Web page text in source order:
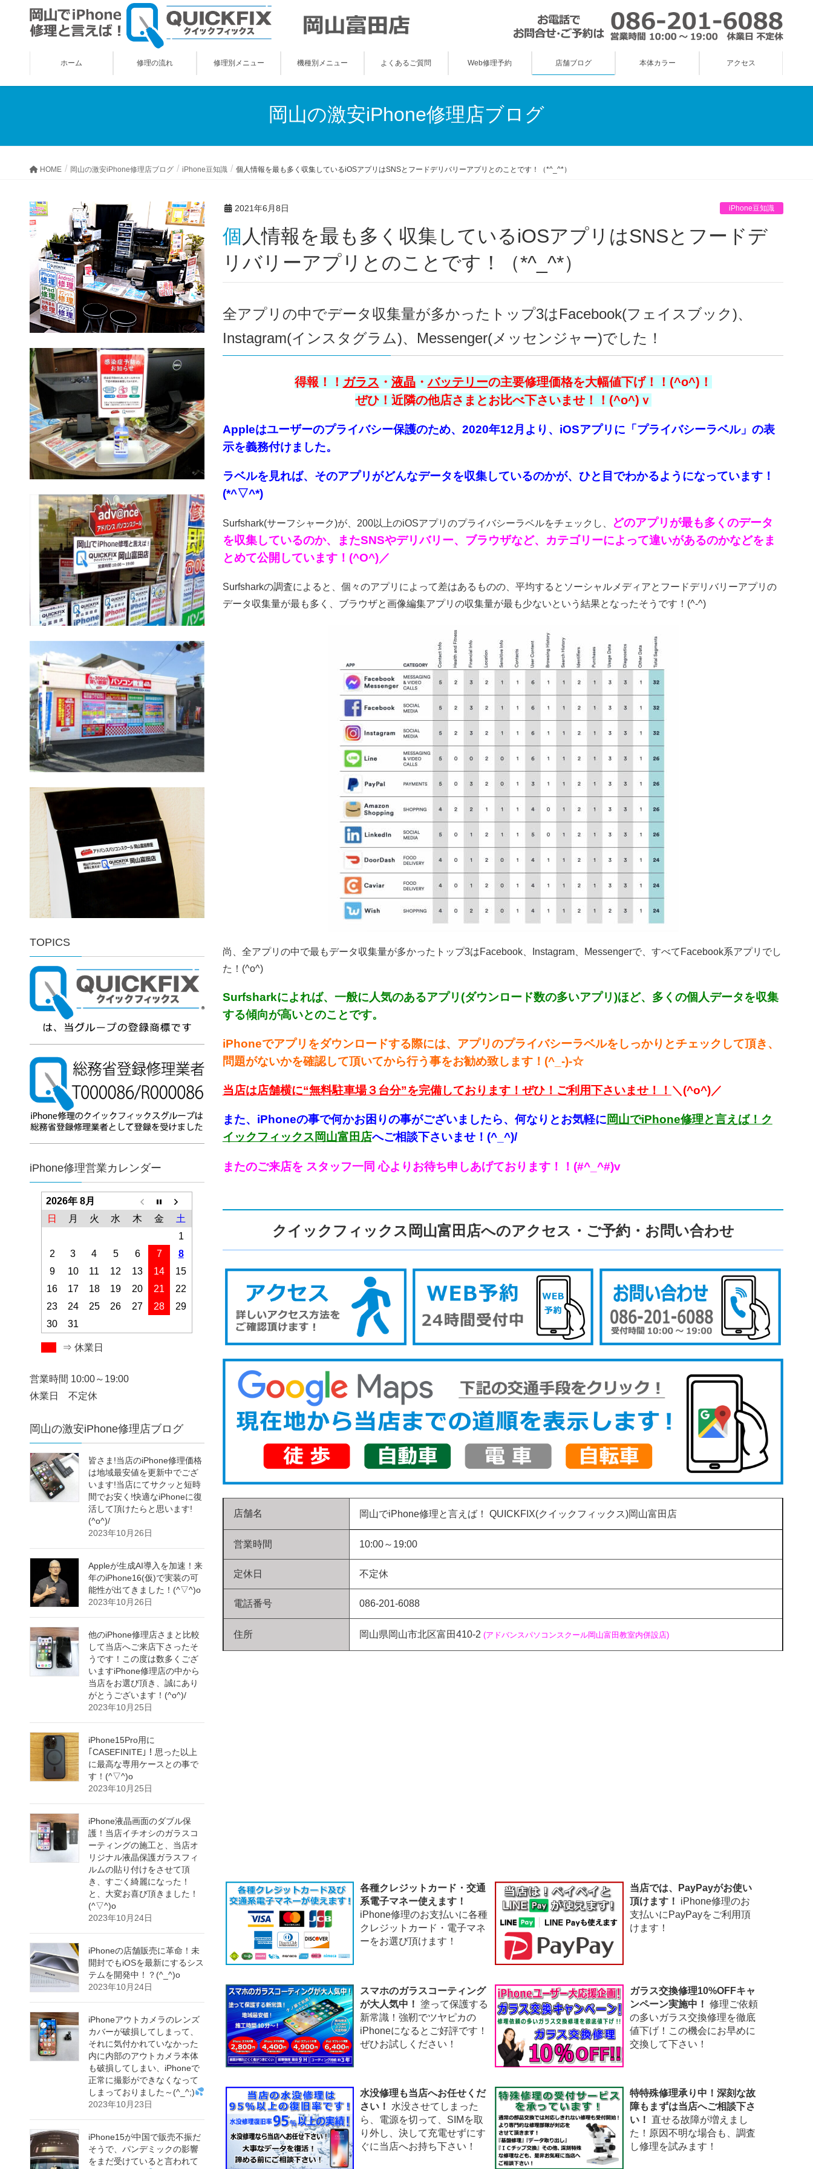
ホーム 修理の流れ 修理別メニュー 機種別メニュー よくあるご質問 Web修理予約 店舗ブログ 本体カラー アクセス
岡山の激安iPhone修理店ブログ
HOME 岡山の激安iPhone修理店ブログ iPhone豆知識 個人情報を最も多く収集しているiOSアプリはSNSとフードデリバリーアプリとのことです！（*^_^*）
2021年6月8日 iPhone豆知識
個人情報を最も多く収集しているiOSアプリはSNSとフードデ
リバリーアプリとのことです！（*^_^*）
全アプリの中でデータ収集量が多かったトップ3はFacebook(フェイスブック)、
Instagram(インスタグラム)、Messenger(メッセンジャー)でした！
得報！！ ガラス ・ 液晶・バッテリーの主要修理価格を大幅値下げ！！(^o^)！
ぜひ！近隣の他店さまとお比べ下さいませ！！(^o^)ｖ
Appleはユーザーのプライバシー保護のため、2020年12月より、iOSアプリに「プライバシーラベル」の表
示を義務付けました。
ラベルを見れば、そのアプリがどんなデータを収集しているのかが、ひと目でわかるようになっています！
(*^▽^*)
Surfshark(サーフシャーク)が、200以上のiOSアプリのプライバシーラベルをチェックし、
どのアプリが最も多くのデータ
を収集しているのか、またSNSやデリバリー、ブラウザなど、カテゴリーによって違いがあるのかなどをま
とめて公開しています！(^O^)／
Surfsharkの調査によると、個々のアプリによって差はあるものの、平均するとソーシャルメディアとフードデリバリーアプリの
データ収集量が最も多く、ブラウザと画像編集アプリの収集量が最も少ないという結果となったそうです！(^-^)
尚、全アプリの中で最もデータ収集量が多かったトップ3はFacebook、Instagram、Messengerで、すべてFacebook系アプリでし
た！(^o^)
Surfsharkによれば、一般に人気のあるアプリ(ダウンロード数の多いアプリ)ほど、多くの個人データを収集
する傾向が高いとのことです。
iPhoneでアプリをダウンロードする際には、アプリのプライバシーラベルをしっかりとチェックして頂き、
問題がないかを確認して頂いてから行う事をお勧め致します！(^_-)-☆
当店は店舗横に“無料駐車場３台分”を完備しております！ぜひ！ご利用下さいませ！！ ＼(^o^)／
また、iPhoneの事で何かお困りの事がございましたら、何なりとお気軽に岡山でiPhone修理と言えば！ク
イックフィックス岡山富田店へご相談下さいませ！(^_^)/
またのご来店を スタッフ一同 心よりお待ち申しあげております！！(#^_^#)v
クイックフィックス岡山富田店へのアクセス・ご予約・お問い合わせ
店舗名 岡山でiPhone修理と言えば！ QUICKFIX(クイックフィックス)岡山富田店
営業時間 10:00～19:00
定休日 不定休
電話番号 086-201-6088
住所 岡山県岡山市北区富田410-2 (アドバンスパソコンスクール岡山富田教室内併設店)
各種クレジットカード・交通
系電子マネー使えます！
iPhone修理のお支払いに各種
クレジットカード・電子マネ
ーをお選び頂けます！
当店では、PayPayがお使い
頂けます！ iPhone修理のお
支払いにPayPayをご利用頂
けます！
スマホのガラスコーティング
が大人気中！塗って保護する
新常識！強靭でツヤピカの
iPhoneになるとご好評です！
ぜひお試しください！
ガラス交換修理10%OFFキャ
ンペーン実施中！ 修理ご依頼
の多いガラス交換修理を徹底
値下げ！この機会にお早めに
交換して下さい！
水没修理も当店へお任せくだ
さい！ 水没させてしまった
ら、電源を切って、SIMを取
り外し、決して充電せずにす
ぐに当店へお持ち下さい！
特特殊修理承り中！深刻な故
障もまずは当店へご相談下さ
い！ 直せる故障が増えまし
た！原因不明な場合も、調査
し修理を試みます！
TOPICS
iPhone修理営業カレンダー
2026年 8月
日
月 火 水 木 金
土
1
2
3 4 5 6 7
8
9
10 11 12 13 14
15
16
17 18 19 20 21
22
23
24 25 26 27 28
29
30
31
⇒ 休業日
営業時間 10:00～19:00
休業日 不定休
岡山の激安iPhone修理店ブログ
皆さま!当店のiPhone修理価格
は地域最安値を更新中でござ
います!当店にてサクッと短時
間でお安く!快適なiPhoneに復
活して頂けたらと思います!
(^o^)/
2023年10月26日
Appleが生成AI導入を加速！来
年のiPhone16(仮)で実装の可
能性が出てきました！(^▽^)o
2023年10月26日
他のiPhone修理店さまと比較
して当店へご来店下さったそ
うです！この度は数多くござ
いますiPhone修理店の中から
当店をお選び頂き、誠にあり
がとうございます！(^o^)/
2023年10月25日
iPhone15Pro用に
｢CASEFINITE｣！思った以上
に最高な専用ケースとの事で
す！(^▽^)o
2023年10月25日
iPhone液晶画面のダブル保
護！当店イチオシのガラスコ
ーティングの施工と、当店オ
リジナル液晶保護ガラスフィ
ルムの貼り付けをさせて頂
き、すごく綺麗になった！
と、大変お喜び頂きました！
(^▽^)o
2023年10月24日
iPhoneの店舗販売に革命！未
開封でもiOSを最新にするシス
テムを開発中！？(^_^)o
2023年10月24日
iPhoneアウトカメラのレンズ
カバーが破損してしまって、
それに気付かれていなかった
内に内部のアウトカメラ本体
も破損してしまい、iPhoneで
正常に撮影ができなくなって
しまっておりました～(^_^;)
2023年10月23日
iPhone15が中国で販売不振だ
そうで、パンデミックの影響
をまだ受けていると言われて